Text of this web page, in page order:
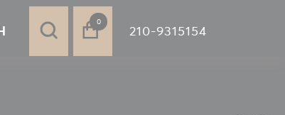
0στοιχεία
210-9315154